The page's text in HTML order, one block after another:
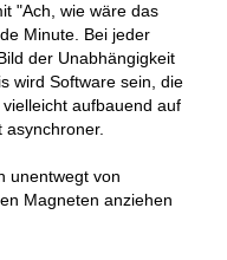
"Ach, wie wäre das
Minute. Bei jeder
der Unabhängigkeit
wird Software sein, die
aufbauend auf
asynchroner.
unentwegt von
Magneten anziehen